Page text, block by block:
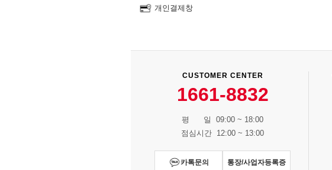
개인결제창
CUSTOMER CENTER
1661-8832
평 일 09:00 ~ 18:00
점심시간 12:00 ~ 13:00
카톡문의 통장/사업자등록증